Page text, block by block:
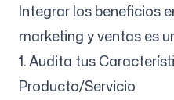
Integrar los beneficios
marketing y ventas es
1. Audita tus
Producto/Servicio